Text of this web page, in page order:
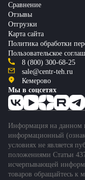
Сравнение
Отзывы
Отгрузки
Карта сайта
Политика обработки
Пользовательское
8 (800) 300-68-25
sale@centr-teh.ru
Кемерово
Мы в соцсетях
Информация на данном
информационный
условиях не является
положениями Статьи
исчерпывающей
товаров обращайтесь к